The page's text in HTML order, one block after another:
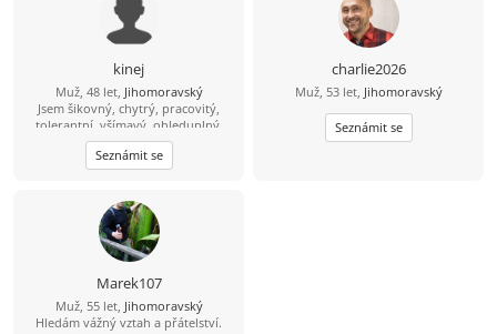
kinej
Muž, 48 let, Jihomoravský
Jsem šikovný, chytrý, pracovitý,
tolerantní, všímavý, ohleduplný,
slušně vychovaný muž, kterých je na
světě nezadaných málo :-). Mám rád
procházky v přírodě, cestování,
věřím, že bych se mohl hodit
sympatické usměvavé ženě štíhlé
nebo normální postavy, nejlépe s
tmavšími vlasy, hnědýma očima a
radši upovídané ze Znojma nebo
okolí. Pokud chceš, tak se mi ozvi,
setkáme se a uvidíme, jestli přeskočí
jiskra :-).
Seznámit se
charlie2026
Muž, 53 let, Jihomoravský
Seznámit se
Marek107
Muž, 55 let, Jihomoravský
Hledám vážný vztah a přátelství.